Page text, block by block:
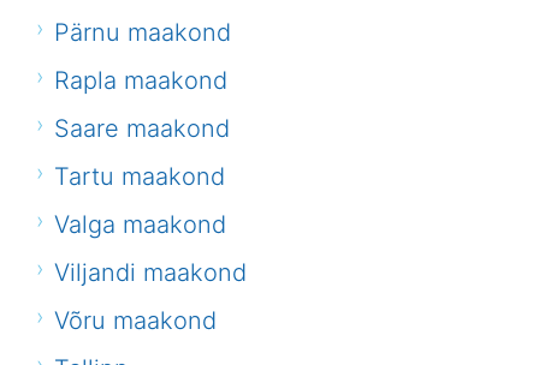
Pärnu maakond
Rapla maakond
Saare maakond
Tartu maakond
Valga maakond
Viljandi maakond
Võru maakond